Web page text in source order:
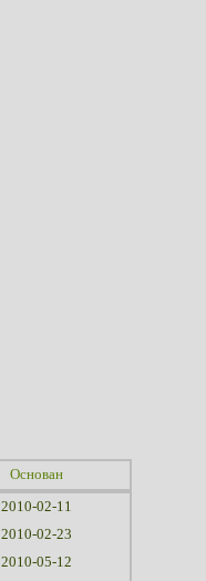
Основан
2010-02-11
2010-02-23
2010-05-12